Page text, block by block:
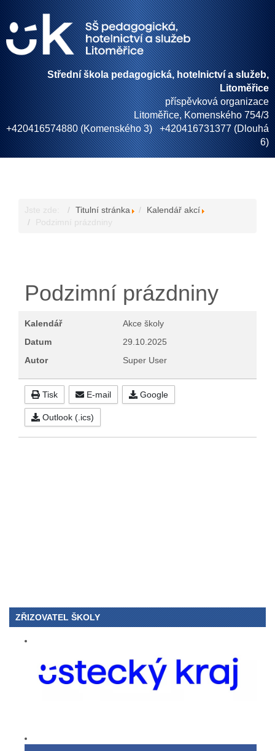
Střední škola pedagogická, hotelnictví a služeb,
Litoměřice
příspěvková organizace
Litoměřice, Komenského 754/3
+420416574880 (Komenského 3) +420416731377 (Dlouhá
6)
Jste zde: Titulní stránka
Kalendář akcí
Podzimní prázdniny
Podzimní prázdniny
Kalendář
Akce školy
Datum
29.10.2025
Autor
Super User
Tisk E-mail Google
Outlook (.ics)
ZŘIZOVATEL ŠKOLY